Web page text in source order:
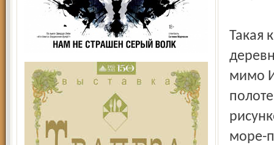
Такая
мимо
море-